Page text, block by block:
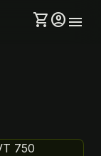
shopping_cartaccount_circlemenu